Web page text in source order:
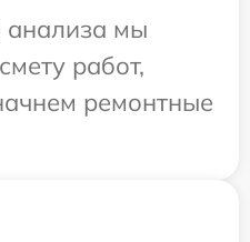
анализа мы
работ,
ремонтные